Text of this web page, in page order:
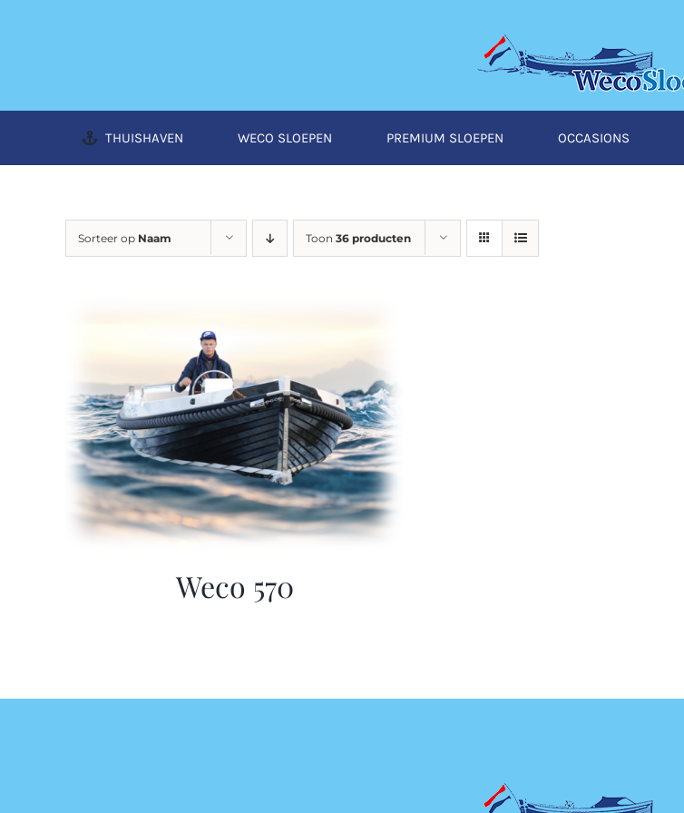
THUISHAVEN WECO SLOEPEN PREMIUM SLOEPEN OCCASIONS
Sorteer op Naam Toon 36 producten
Weco 570